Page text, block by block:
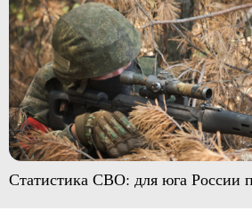
Статистика СВО: для юга России